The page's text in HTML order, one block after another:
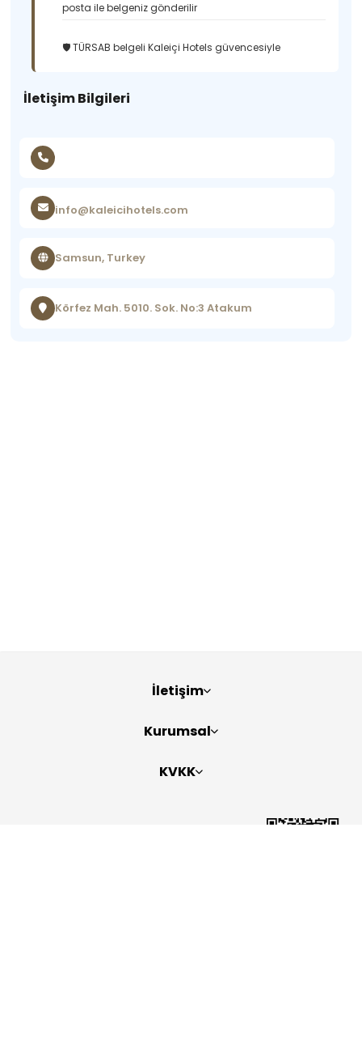
posta ile belgeniz gönderilir
🛡️ TÜRSAB belgeli Kaleiçi Hotels güvencesiyle
İletişim Bilgileri
info@kaleicihotels.com
Samsun, Turkey
Körfez Mah. 5010. Sok. No:3 Atakum
İletişim
Kurumsal
KVKK